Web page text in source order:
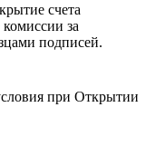
счета
за
подписей.
при Открытии